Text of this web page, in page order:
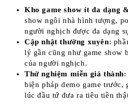
Kho game show ít đa dạng
show ngôi nhà hình tượng,
người nghịch được đa dạng
Cập nhật thường xuyên:
lý gần cũng như game show
của người nghịch.
Thử nghiệm miễn giá thành:
biện pháp demo game
lúc đầu tứ đưa ra tiêu tiền